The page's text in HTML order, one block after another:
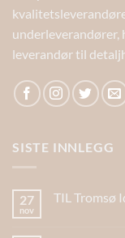
underleverandører,
leverandør til
SISTE INNLEGG
27
nov
TIL Tromsø